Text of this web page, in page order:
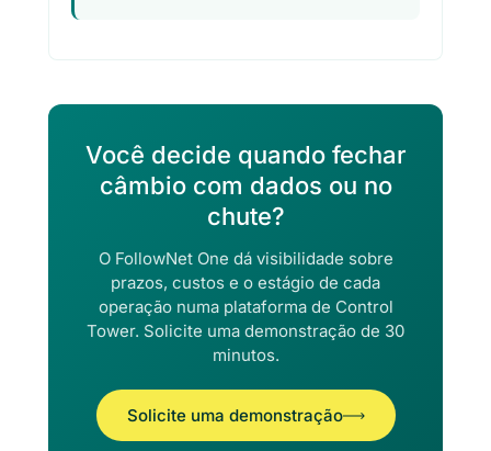
Você decide quando fechar
câmbio com dados ou no
chute?
O FollowNet One dá visibilidade sobre
prazos, custos e o estágio de cada
operação numa plataforma de Control
Tower. Solicite uma demonstração de 30
minutos.
Solicite uma demonstração